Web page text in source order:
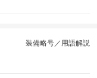
装備略号／用語解説